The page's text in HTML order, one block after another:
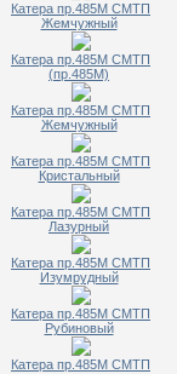
Катера пр.485М СМТП
Жемчужный
Катера пр.485М СМТП
(пр.485М)
Катера пр.485М СМТП
Жемчужный
Катера пр.485М СМТП
Кристальный
Катера пр.485М СМТП
Лазурный
Катера пр.485М СМТП
Изумрудный
Катера пр.485М СМТП
Рубиновый
Катера пр.485М СМТП